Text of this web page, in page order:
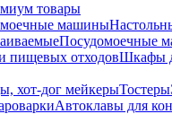
товары
машины
Посудомоечные
пищевых отходовШкафы
хот-дог мейкерыТостеры
Автоклавы для